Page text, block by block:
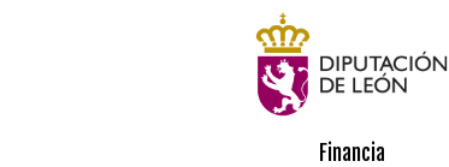
Financia